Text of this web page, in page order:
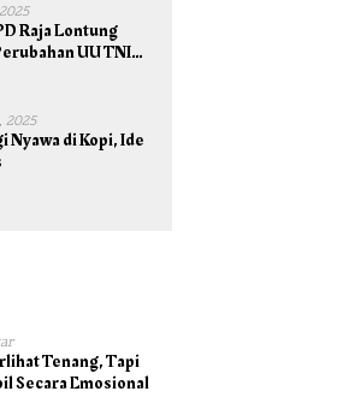
Raja Lontung
UU TNI
Negara dan
2025
Nyawa di Kopi, Ide
Tenang, Tapi
Secara Emosional